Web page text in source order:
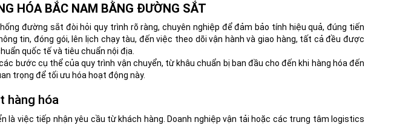
HÓA BẮC NAM BẰNG ĐƯỜNG SẮT
đường sắt đòi hỏi quy trình rõ ràng, chuyên nghiệp để đảm bảo tính hiệu quả, đúng tiến
tin, đóng gói, lên lịch chạy tàu, đến việc theo dõi vận hành và giao hàng, tất cả đều được
quốc tế và tiêu chuẩn nội địa.
bước cụ thể của quy trình vận chuyển, từ khâu chuẩn bị ban đầu cho đến khi hàng hóa đến
trọng để tối ưu hóa hoạt động này.
hàng hóa
là việc tiếp nhận yêu cầu từ khách hàng. Doanh nghiệp vận tải hoặc các trung tâm logistics